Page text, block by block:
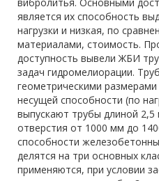
является их способность
нагрузки и низкая, по
материалами, стоимость.
доступность вывели ЖБИ
задач гидромелиорации.
геометрическими
несущей способности (по
выпускают трубы длиной
отверстия от 1000 мм до
способности
делятся на три основных
применяются, при условии